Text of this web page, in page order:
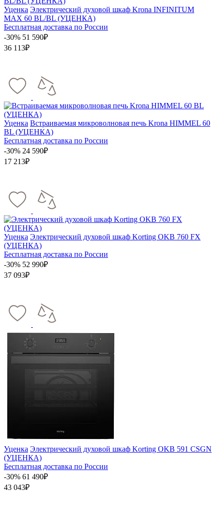
Уценка Электрический духовой шкаф Krona INFINITUM
MAX 60 BL/BL (УЦЕНКА)
Бесплатная доставка по России
-30% 51 590₽
36 113₽
Уценка Встраиваемая микроволновая печь Krona HIMMEL 60
BL (УЦЕНКА)
Бесплатная доставка по России
-30% 24 590₽
17 213₽
Уценка Электрический духовой шкаф Korting OKB 760 FX
(УЦЕНКА)
Бесплатная доставка по России
-30% 52 990₽
37 093₽
Уценка Электрический духовой шкаф Korting OKB 591 CSGN
(УЦЕНКА)
Бесплатная доставка по России
-30% 61 490₽
43 043₽